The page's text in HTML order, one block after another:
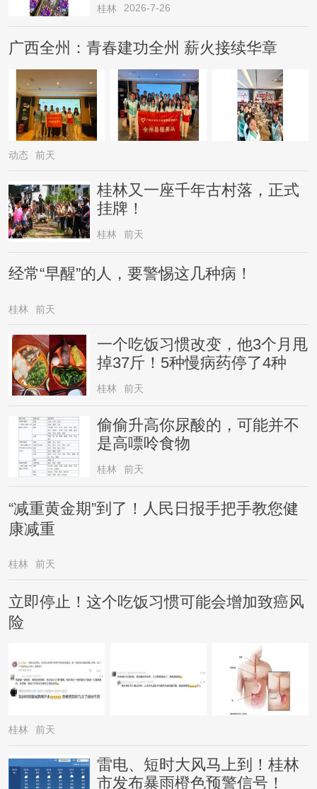
桂林 2026-7-26
广西全州：青春建功全州 薪火接续华章
动态 前天
桂林又一座千年古村落，正式
挂牌！
桂林 前天
经常“早醒”的人，要警惕这几种病！
桂林 前天
一个吃饭习惯改变，他3个月甩
掉37斤！5种慢病药停了4种
桂林 前天
偷偷升高你尿酸的，可能并不
是高嘌呤食物
桂林 前天
“减重黄金期”到了！人民日报手把手教您健
康减重
桂林 前天
立即停止！这个吃饭习惯可能会增加致癌风
险
桂林 前天
雷电、短时大风马上到！桂林
市发布暴雨橙色预警信号！